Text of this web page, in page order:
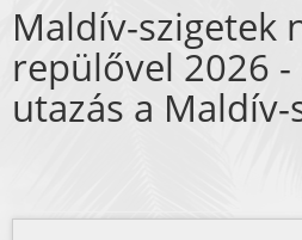
Maldív-szigetek
repülővel 2026 -
utazás a